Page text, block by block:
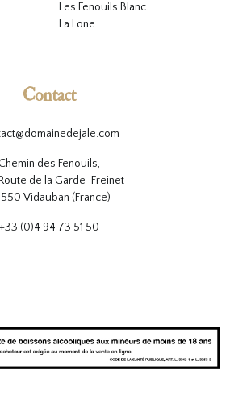
Les Fenouils Blanc
La Lone
Contact
Chemin des Fenouils,
de la Garde-Freinet
Vidauban (France)
+33 (0)4 94 73 51 50